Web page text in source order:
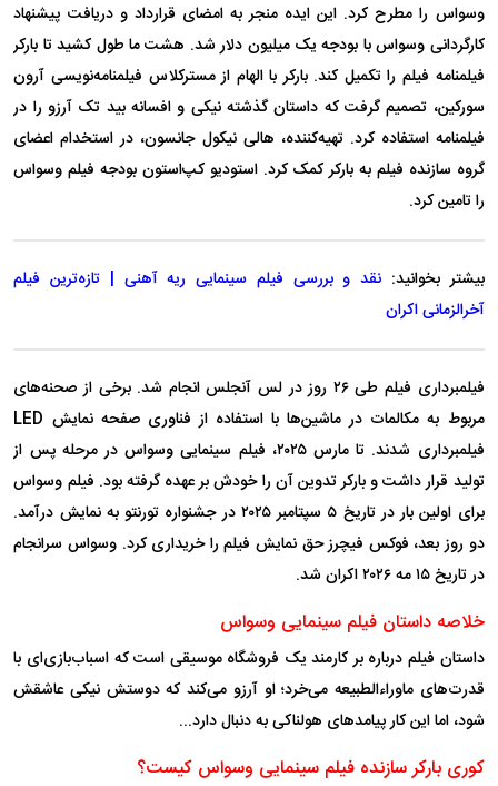
وسواس را مطرح کرد. این ایده منجر به امضای قرارداد و دریافت پیشنهاد
کارگردانی وسواس با بودجه یک میلیون دلار شد. هشت ما طول کشید تا بارکر
فیلمنامه فیلم را تکمیل کند. بارکر با الهام از مسترکلاس فیلمنامه‌نویسی آرون
سورکین، تصمیم گرفت که داستان گذشته نیکی و افسانه بید تک آرزو را در
فیلمنامه استفاده کرد. تهیه‌کننده، هالی نیکول جانسون، در استخدام اعضای
گروه سازنده فیلم به بارکر کمک کرد. استودیو کپ‌استون بودجه فیلم وسواس
را تامین کرد.
بیشتر بخوانید: نقد و بررسی فیلم سینمایی ریه آهنی | تازه‌ترین فیلم
آخرالزمانی اکران
فیلمبرداری فیلم طی ۲۶ روز در لس آنجلس انجام شد. برخی از صحنه‌های
مربوط به مکالمات در ماشین‌ها با استفاده از فناوری صفحه نمایش LED
فیلمبرداری شدند. تا مارس ۲۰۲۵، فیلم سینمایی وسواس در مرحله پس از
تولید قرار داشت و بارکر تدوین آن را خودش بر عهده گرفته بود. فیلم وسواس
برای اولین بار در تاریخ ۵ سپتامبر ۲۰۲۵ در جشنواره تورنتو به نمایش درآمد.
دو روز بعد، فوکس فیچرز حق نمایش فیلم را خریداری کرد. وسواس سرانجام
در تاریخ ۱۵ مه ۲۰۲۶ اکران شد.
خلاصه داستان فیلم سینمایی وسواس
داستان فیلم درباره بر کارمند یک فروشگاه موسیقی است که اسباب‌بازی‌ای با
قدرت‌های ماوراءالطبیعه می‌خرد؛ او آرزو می‌کند که دوستش نیکی عاشقش
شود، اما این کار پیامد‌های هولناکی به دنبال دارد...
کوری بارکر سازنده فیلم سینمایی وسواس کیست؟